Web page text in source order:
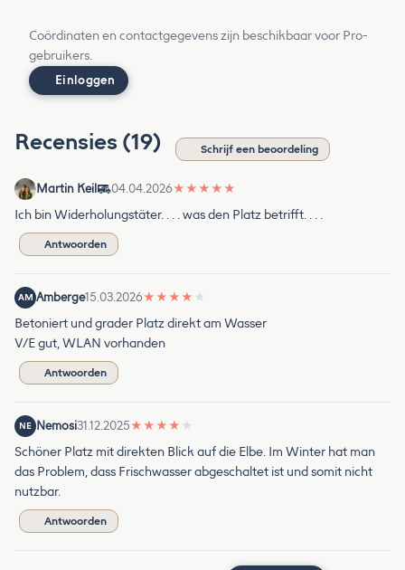
Coördinaten en contactgegevens zijn beschikbaar voor Pro-
gebruikers.
Einloggen
Recensies (19) Schrijf een beoordeling
Martin Keil 04.04.2026★ ★ ★ ★ ★
Ich bin Widerholungstäter. . . . was den Platz betrifft. . . .
Antwoorden
AM Amberge15.03.2026★ ★ ★ ★ ★
Betoniert und grader Platz direkt am Wasser
V/E gut, WLAN vorhanden
Antwoorden
NE Nemosi31.12.2025★ ★ ★ ★ ★
Schöner Platz mit direkten Blick auf die Elbe. Im Winter hat man
das Problem, dass Frischwasser abgeschaltet ist und somit nicht
nutzbar.
Antwoorden